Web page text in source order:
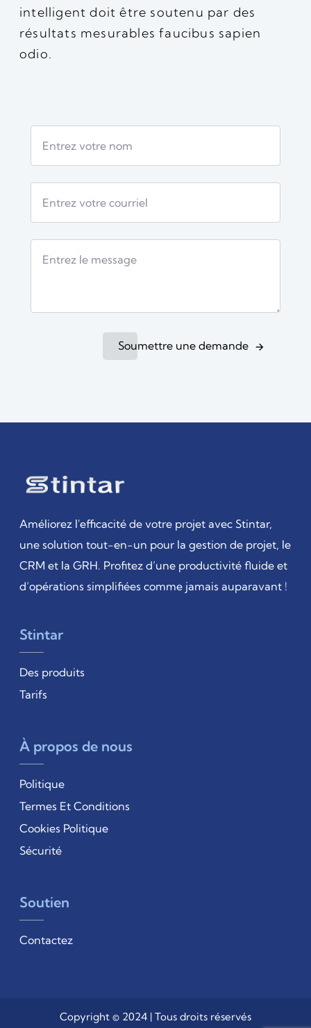
intelligent doit être soutenu par des
résultats mesurables faucibus sapien
odio.
Soumettre une demande
Améliorez l'efficacité de votre projet avec Stintar,
une solution tout-en-un pour la gestion de projet, le
CRM et la GRH. Profitez d’une productivité fluide et
d’opérations simplifiées comme jamais auparavant !
Stintar
Des produits
Tarifs
À propos de nous
Politique
Termes Et Conditions
Cookies Politique
Sécurité
Soutien
Contactez
Copyright © 2024 | Tous droits réservés